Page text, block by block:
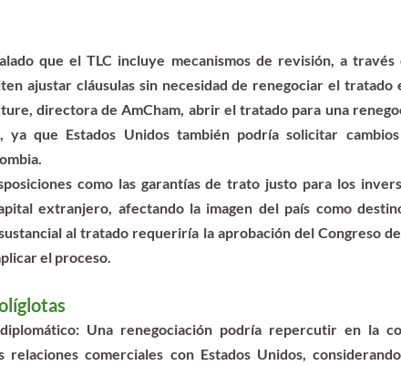
que el TLC incluye mecanismos de revisión, a través
ajustar cláusulas sin necesidad de renegociar el tratado
directora de AmCham, abrir el tratado para una
ya que Estados Unidos también podría solicitar
como las garantías de trato justo para los
extranjero, afectando la imagen del país como
al tratado requeriría la aprobación del Congreso
el proceso​.
Una renegociación podría repercutir en la
relaciones comerciales con Estados Unidos,